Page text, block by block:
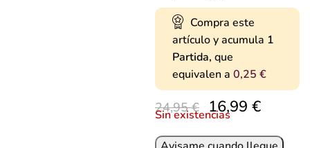
Compra este
artículo y acumula 1
Partida, que
equivalen a 0,25 €
24,95€ 16,99 €
Sin existencias